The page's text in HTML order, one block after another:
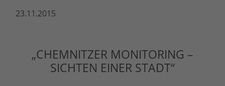
23.11.2015
„CHEMNITZER MONITORING –
SICHTEN EINER STADT“